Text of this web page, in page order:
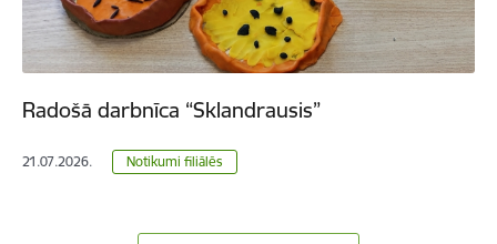
Radošā darbnīca “Sklandrausis”
21.07.2026. Notikumi filiālēs